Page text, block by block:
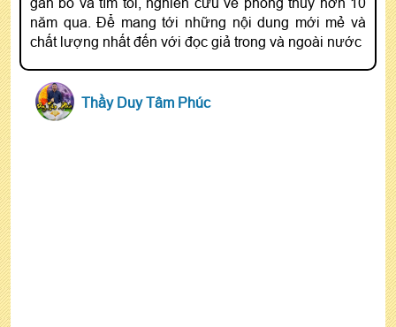
năm qua. Để mang tới những nội dung mới mẻ và
chất lượng nhất đến với đọc giả trong và ngoài nước
Thầy Duy Tâm Phúc